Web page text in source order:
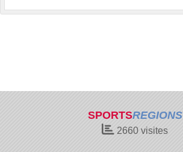
SPORTSREGIONS
2660 visites